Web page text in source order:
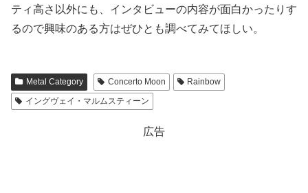
ティ高さ以外にも、インタビューの内容が面白かったりす
るので興味のある方はぜひとも調べてみてほしい。
Metal Category Concerto Moon
Rainbow
イングヴェイ・マルムスティーン
広告